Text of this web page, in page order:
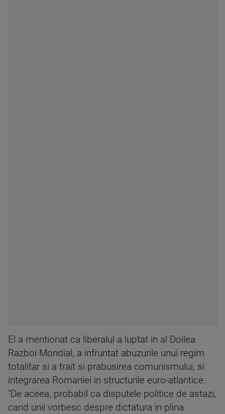
El a mentionat ca liberalul a luptat in al Doilea
Razboi Mondial, a infruntat abuzurile unui regim
totalitar si a trait si prabusirea comunismului, si
integrarea Romaniei in structurile euro-atlantice.
"De aceea, probabil ca disputele politice de astazi,
cand unii vorbesc despre dictatura in plina